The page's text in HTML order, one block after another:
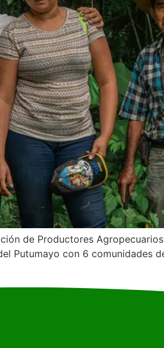
de Productores
Putumayo con 6 comunidades